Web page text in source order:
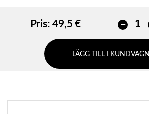
Pris: 49,5 €
LÄGG TILL I KUNDVAGN